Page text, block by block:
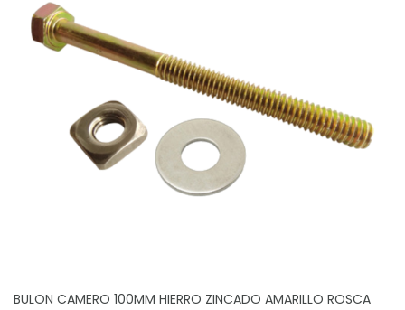
BULON CAMERO 100MM HIERRO ZINCADO AMARILLO ROSCA